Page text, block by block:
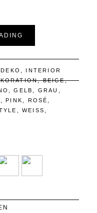
DEKO
INTERIOR
,BEIGE,
,GELB GRAU
,PINK ROSÉ
,WEISS